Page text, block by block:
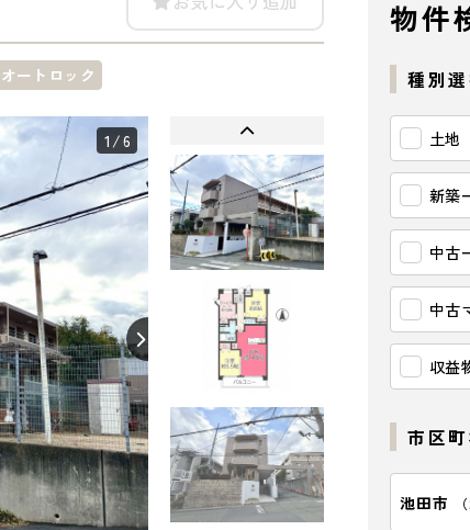
オートロック
1 /6
物件
種別
土地
新築
中古
中古
収益
市区
池田市 （